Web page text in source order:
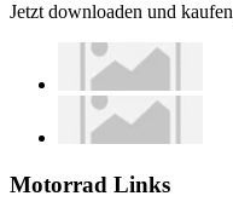
Jetzt downloaden und
Motorrad Links